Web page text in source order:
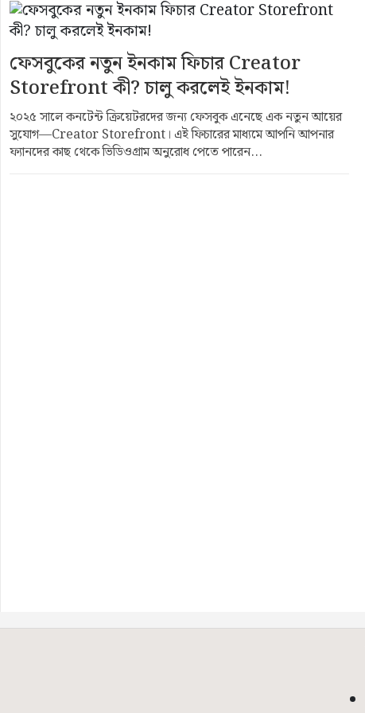
ফেসবুকের নতুন ইনকাম ফিচার Creator
Storefront কী? চালু করলেই ইনকাম!
২০২৫ সালে কনটেন্ট ক্রিয়েটরদের জন্য ফেসবুক এনেছে এক নতুন আয়ের
সুযোগ—Creator Storefront। এই ফিচারের মাধ্যমে আপনি আপনার
ফ্যানদের কাছ থেকে ভিডিওগ্রাম অনুরোধ পেতে পারেন...